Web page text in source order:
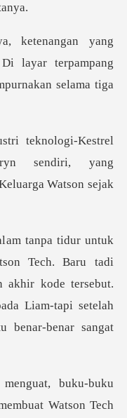
layar terpampang
sendiri, yang
Baru tadi
akhir kode tersebut.
Watson Tech